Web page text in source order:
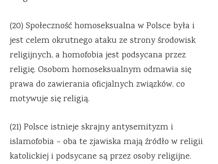
(20) Społeczność homoseksualna w Polsce była i
jest celem okrutnego ataku ze strony środowisk
religijnych, a homofobia jest podsycana przez
religię. Osobom homoseksualnym odmawia się
prawa do zawierania oficjalnych związków, co
motywuje się religią.
(21) Polsce istnieje skrajny antysemityzm i
islamofobia – oba te zjawiska mają źródło w religii
katolickiej i podsycane są przez osoby religijne.